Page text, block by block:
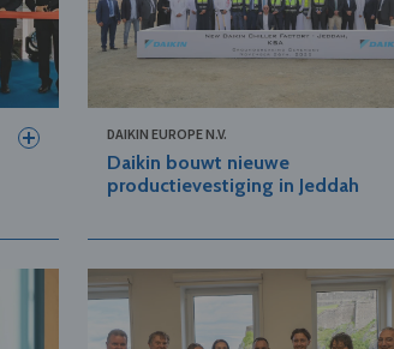
DAIKIN EUROPE N.V.
Daikin bouwt nieuwe
productievestiging in Jeddah